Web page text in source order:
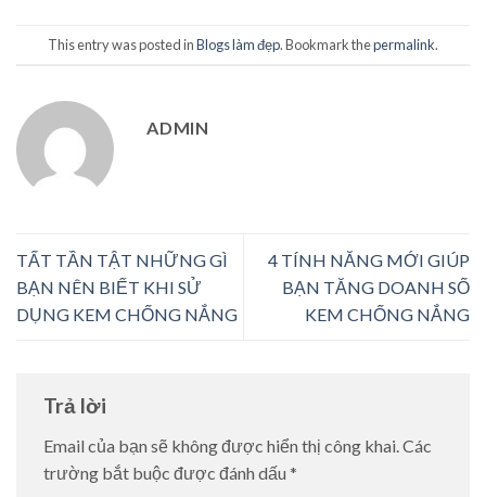
This entry was posted inBlogs làm đẹp. Bookmark thepermalink.
ADMIN
TẤT TẦN TẬT NHỮNG GÌ
BẠN NÊN BIẾT KHI SỬ
DỤNG KEM CHỐNG NẮNG
4 TÍNH NĂNG MỚI GIÚP
BẠN TĂNG DOANH SỐ
KEM CHỐNG NẮNG
Trả lời
Email của bạn sẽ không được hiển thị công khai.Các
trường bắt buộc được đánh dấu *